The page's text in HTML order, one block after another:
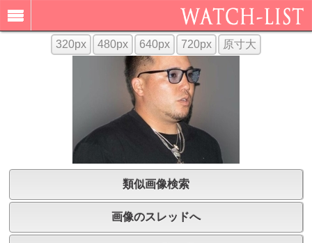
320px 480px 640px 720px 原寸大
類似画像検索
画像のスレッドへ